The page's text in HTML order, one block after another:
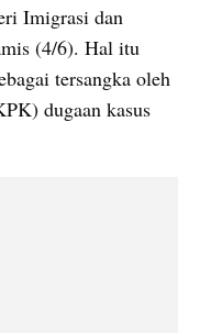
Imigrasi dan
(4/6). Hal itu
tersangka oleh
dugaan kasus